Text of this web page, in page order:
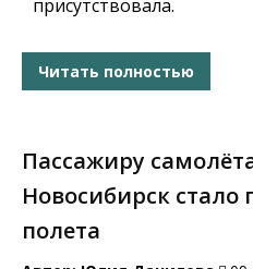
присутствовала.
Читать полностью
Пассажиру
Новосибирск стало
полета